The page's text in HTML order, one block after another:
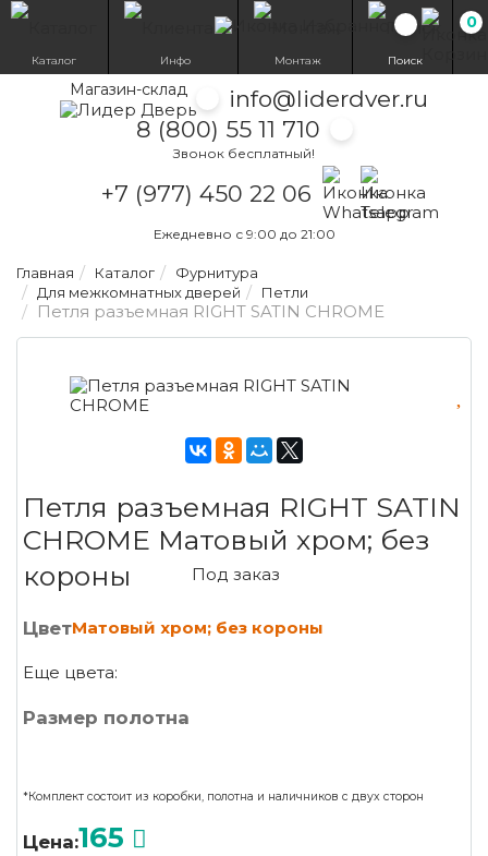
Магазин-склад
info@liderdver.ru
8 (800) 55 11 710
Звонок бесплатный!
+7 (977) 450 22 06
Написать на
Написать на
Ежедневно с 9:00 до 21:00
0
Каталог Инфо Монтаж Поиск
Главная Каталог
Фурнитура
Для межкомнатных дверей
Петли
Петля разъемная RIGHT SATIN CHROME
Петля разъемная RIGHT SATIN
CHROME Матовый хром; без
короны
Под заказ
ЦветМатовый хром; без короны
Еще цвета:
Размер полотна
*Комплект состоит из коробки, полотна и наличников с двух сторон
Цена:165